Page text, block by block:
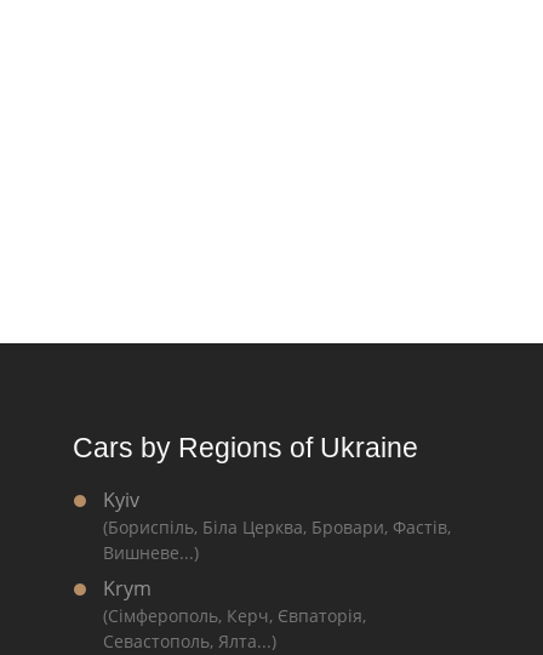
Cars by Regions of Ukraine
Kyiv
(Бориспіль, Біла Церква, Бровари, Фастів,
Вишневе...)
Krym
(Сімферополь, Керч, Євпаторія,
Севастополь, Ялта...)